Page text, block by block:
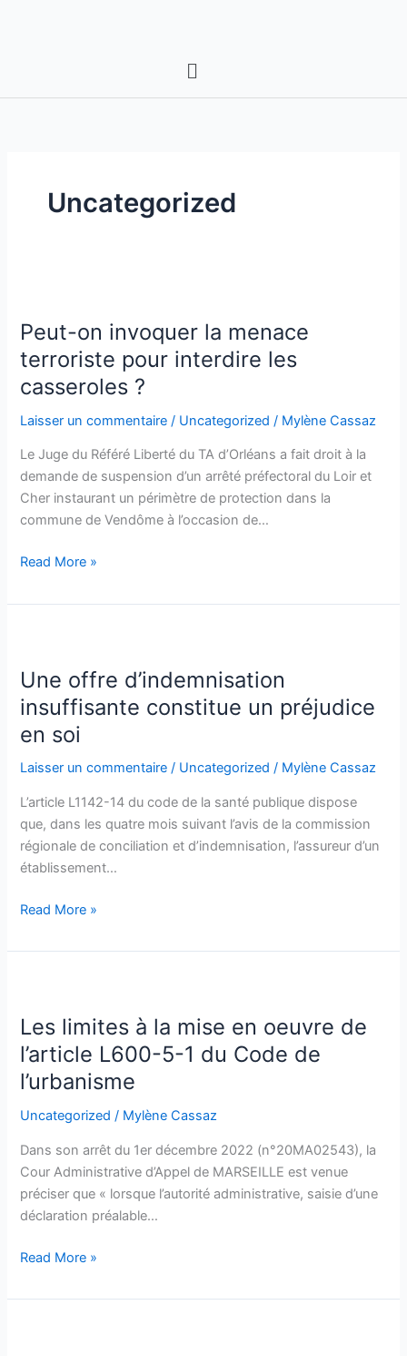
Menu
Uncategorized
Peut-on invoquer la menace
terroriste pour interdire les
casseroles ?
Laisser un commentaire / Uncategorized / Mylène Cassaz
Le Juge du Référé Liberté du TA d’Orléans a fait droit à la
demande de suspension d’un arrêté préfectoral du Loir et
Cher instaurant un périmètre de protection dans la
commune de Vendôme à l’occasion de…
invoquer
la
terroriste
pour
les
casseroles
?
Read More »
Une offre d’indemnisation
insuffisante constitue un préjudice
en soi
Laisser un commentaire / Uncategorized / Mylène Cassaz
L’article L1142-14 du code de la santé publique dispose
que, dans les quatre mois suivant l’avis de la commission
régionale de conciliation et d’indemnisation, l’assureur d’un
établissement…
d’indemnisation
insuffisante
constitue
un
préjudice
soi
Read More »
Les limites à la mise en oeuvre de
l’article L600-5-1 du Code de
l’urbanisme
Uncategorized / Mylène Cassaz
Dans son arrêt du 1er décembre 2022 (n°20MA02543), la
Cour Administrative d’Appel de MARSEILLE est venue
préciser que « lorsque l’autorité administrative, saisie d’une
déclaration préalable…
la
mise
en
oeuvre
l’article
L600-
5-
1
Code
Read More »